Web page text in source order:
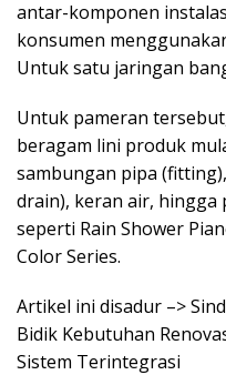
antar-komponen
konsumen
Untuk satu jaringan
Untuk pameran
beragam lini produk
sambungan pipa
drain), keran air, hingga
seperti Rain Shower
Color Series.
Artikel ini disadur –>
Bidik Kebutuhan
Sistem Terintegrasi